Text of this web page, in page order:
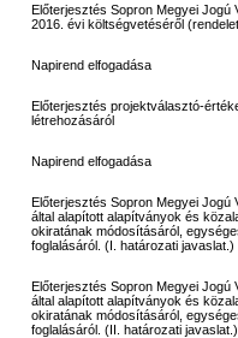
Előterjesztés Sopron Megyei Jogú
2016. évi költségvetéséről
Napirend elfogadása
Előterjesztés projektválasztó-
létrehozásáról
Napirend elfogadása
Előterjesztés Sopron Megyei Jogú
által alapított alapítványok és
okiratának módosításáról,
foglalásáról. (I. határozati javaslat.)
Előterjesztés Sopron Megyei Jogú
által alapított alapítványok és
okiratának módosításáról,
foglalásáról. (II. határozati javaslat.)